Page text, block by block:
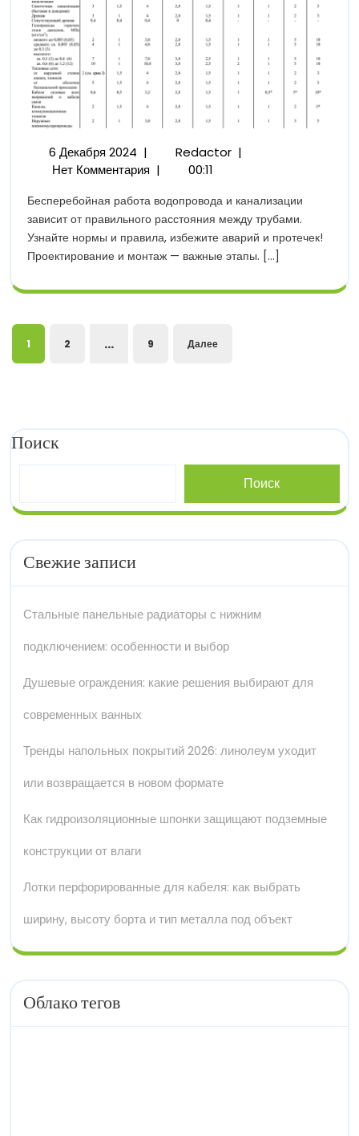
6 Декабря 20246
Декабря
| RedactorРасстояния
До
Канализации
|
Нет Комментария | 00:11
Бесперебойная работа водопровода и канализации
зависит от правильного расстояния между трубами.
Узнайте нормы и правила, избежите аварий и протечек!
Проектирование и монтаж — важные этапы. [...]
Пагинация
записей
1 2 … 9 Далее
Поиск
Поиск
Свежие записи
Стальные панельные радиаторы с нижним
подключением: особенности и выбор
Душевые ограждения: какие решения выбирают для
современных ванных
Тренды напольных покрытий 2026: линолеум уходит
или возвращается в новом формате
Как гидроизоляционные шпонки защищают подземные
конструкции от влаги
Лотки перфорированные для кабеля: как выбрать
ширину, высоту борта и тип металла под объект
Облако тегов